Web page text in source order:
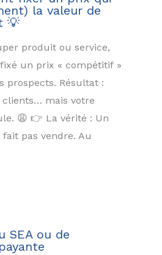
la valeur de
💡
produit ou service,
un prix « compétitif »
prospects. Résultat :
clients… mais votre
😩 👉 La vérité : Un
pas vendre. Au
SEA ou de